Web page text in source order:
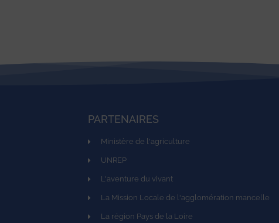
PARTENAIRES
Ministère de l'agriculture
UNREP
L'aventure du vivant
La Mission Locale de l'agglomération mancelle
La région Pays de la Loire